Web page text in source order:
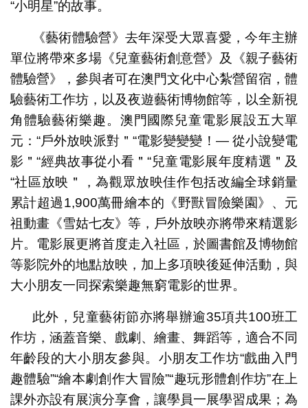
“小明星”的故事。
《藝術體驗營》去年深受大眾喜愛，今年主辦
單位將帶來多場《兒童藝術創意營》及《親子藝術
體驗營》，參與者可在澳門文化中心紮營留宿，體
驗藝術工作坊，以及夜遊藝術博物館等，以全新視
角體驗藝術樂趣。澳門國際兒童電影展設五大單
元：“戶外放映派對＂“電影變變變！— 從小說變電
影＂“經典故事從小看＂“兒童電影展年度精選＂及
“社區放映＂，為觀眾放映佳作包括改編全球銷量
累計超過1,900萬冊繪本的《野獸冒險樂園》、元
祖動畫《雪姑七友》等，戶外放映亦將帶來精選影
片。電影展更將首度走入社區，於圖書館及博物館
等影院外的地點放映，加上多項映後延伸活動，與
大小朋友一同探索樂趣無窮電影的世界。
此外，兒童藝術節亦將舉辦逾35項共100班工
作坊，涵蓋音樂、戲劇、繪畫、舞蹈等，適合不同
年齡段的大小朋友參與。小朋友工作坊“戲曲入門
趣體驗”“繪本劇創作大冒險”“趣玩形體創作坊”在上
課外亦設有展演分享會，讓學員一展學習成果；為